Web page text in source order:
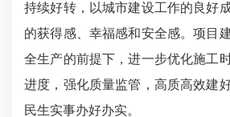
持续好转，以城市建设工作的良好
的获得感、幸福感和安全感。项目
全生产的前提下，进一步优化施工
进度，强化质量监管，高质高效建
民生实事办好办实。